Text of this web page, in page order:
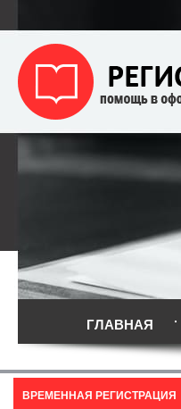
ГЛАВНАЯ
ВРЕМЕННАЯ РЕГИСТРАЦИЯ